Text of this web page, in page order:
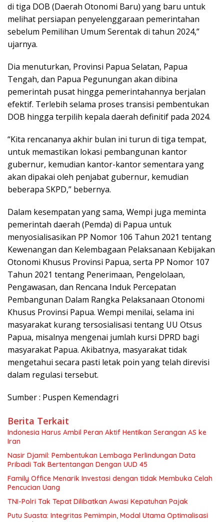
di tiga DOB (Daerah Otonomi Baru) yang baru untuk
melihat persiapan penyelenggaraan pemerintahan
sebelum Pemilihan Umum Serentak di tahun 2024,”
ujarnya.
Dia menuturkan, Provinsi Papua Selatan, Papua
Tengah, dan Papua Pegunungan akan dibina
pemerintah pusat hingga pemerintahannya berjalan
efektif. Terlebih selama proses transisi pembentukan
DOB hingga terpilih kepala daerah definitif pada 2024.
“Kita rencananya akhir bulan ini turun di tiga tempat,
untuk memastikan lokasi pembangunan kantor
gubernur, kemudian kantor-kantor sementara yang
akan dipakai oleh penjabat gubernur, kemudian
beberapa SKPD,” bebernya.
Dalam kesempatan yang sama, Wempi juga meminta
pemerintah daerah (Pemda) di Papua untuk
menyosialisasikan PP Nomor 106 Tahun 2021 tentang
Kewenangan dan Kelembagaan Pelaksanaan Kebijakan
Otonomi Khusus Provinsi Papua, serta PP Nomor 107
Tahun 2021 tentang Penerimaan, Pengelolaan,
Pengawasan, dan Rencana Induk Percepatan
Pembangunan Dalam Rangka Pelaksanaan Otonomi
Khusus Provinsi Papua. Wempi menilai, selama ini
masyarakat kurang tersosialisasi tentang UU Otsus
Papua, misalnya mengenai jumlah kursi DPRD bagi
masyarakat Papua. Akibatnya, masyarakat tidak
mengetahui secara pasti letak poin yang telah direvisi
dalam regulasi tersebut.
Sumber : Puspen Kemendagri
Berita Terkait
Indonesia Harus Ambil Peran Aktif Hentikan Serangan AS ke
Iran
Nasir Djamil: Pembentukan Lembaga Perlindungan Data
Pribadi Tak Bertentangan Dengan UUD 45
Family Office Menarik Investasi dengan tidak Membuka Celah
Pencucian Uang
TNI-Polri Tak Tepat Dilibatkan Awasi Kepatuhan Pajak
Putu Suasta: Integritas Pemimpin, Modal Utama Optimalisasi